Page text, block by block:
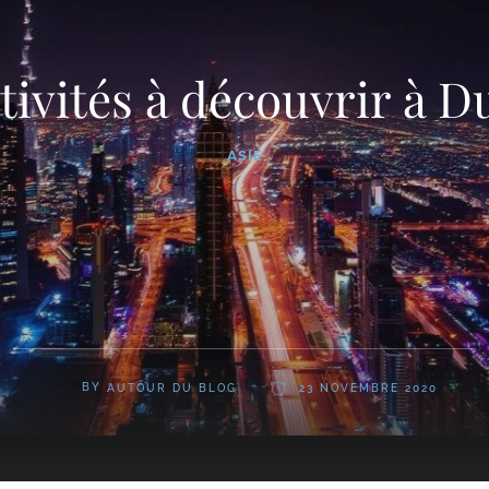
à découvrir à
ASIE
BY AUTOUR DU BLOG 23 NOVEMBRE 2020